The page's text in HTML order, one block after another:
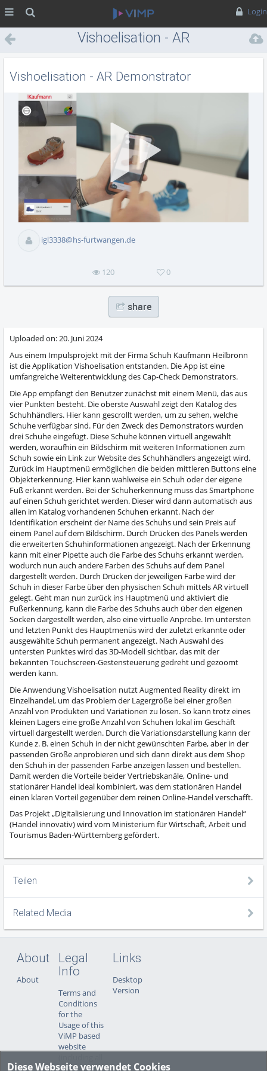
Login
Diese Webseite verwendet Cookies
Vishoelisation - AR
Demonstrator
Vishoelisation - AR Demonstrator
igl3338@hs-furtwangen.de
120 0
share
Uploaded on:20. Juni 2024
Aus einem Impulsprojekt mit der Firma Schuh Kaufmann Heilbronn
ist die Applikation Vishoelisation entstanden. Die App ist eine
umfangreiche Weiterentwicklung des Cap-Check Demonstrators.
Die App empfängt den Benutzer zunächst mit einem Menü, das aus
vier Punkten besteht. Die oberste Auswahl zeigt den Katalog des
Schuhhändlers. Hier kann gescrollt werden, um zu sehen, welche
Schuhe verfügbar sind. Für den Zweck des Demonstrators wurden
drei Schuhe eingefügt. Diese Schuhe können virtuell angewählt
werden, woraufhin ein Bildschirm mit weiteren Informationen zum
Schuh sowie ein Link zur Website des Schuhhändlers angezeigt wird.
Zurück im Hauptmenü ermöglichen die beiden mittleren Buttons eine
Objekterkennung. Hier kann wahlweise ein Schuh oder der eigene
Fuß erkannt werden. Bei der Schuherkennung muss das Smartphone
auf einen Schuh gerichtet werden. Dieser wird dann automatisch aus
allen im Katalog vorhandenen Schuhen erkannt. Nach der
Identifikation erscheint der Name des Schuhs und sein Preis auf
einem Panel auf dem Bildschirm. Durch Drücken des Panels werden
die erweiterten Schuhinformationen angezeigt. Nach der Erkennung
kann mit einer Pipette auch die Farbe des Schuhs erkannt werden,
wodurch nun auch andere Farben des Schuhs auf dem Panel
dargestellt werden. Durch Drücken der jeweiligen Farbe wird der
Schuh in dieser Farbe über den physischen Schuh mittels AR virtuell
gelegt. Geht man nun zurück ins Hauptmenü und aktiviert die
Fußerkennung, kann die Farbe des Schuhs auch über den eigenen
Socken dargestellt werden, also eine virtuelle Anprobe. Im untersten
und letzten Punkt des Hauptmenüs wird der zuletzt erkannte oder
ausgewählte Schuh permanent angezeigt. Nach Auswahl des
untersten Punktes wird das 3D-Modell sichtbar, das mit der
bekannten Touchscreen-Gestensteuerung gedreht und gezoomt
werden kann.
Die Anwendung Vishoelisation nutzt Augmented Reality direkt im
Einzelhandel, um das Problem der Lagergröße bei einer großen
Anzahl von Produkten und Variationen zu lösen. So kann trotz eines
kleinen Lagers eine große Anzahl von Schuhen lokal im Geschäft
virtuell dargestellt werden. Durch die Variationsdarstellung kann der
Kunde z. B. einen Schuh in der nicht gewünschten Farbe, aber in der
passenden Größe anprobieren und sich dann direkt aus dem Shop
den Schuh in der passenden Farbe anzeigen lassen und bestellen.
Damit werden die Vorteile beider Vertriebskanäle, Online- und
stationärer Handel ideal kombiniert, was dem stationären Handel
einen klaren Vorteil gegenüber dem reinen Online-Handel verschafft.
Das Projekt „Digitalisierung und Innovation im stationären Handel“
(Handel innovativ) wird vom Ministerium für Wirtschaft, Arbeit und
Tourismus Baden-Württemberg gefördert.
Teilen
Related Media
About
About
Legal
Info
Terms and
Conditions
for the
Usage of this
ViMP based
website
sub-pages)
Links
Desktop
Version